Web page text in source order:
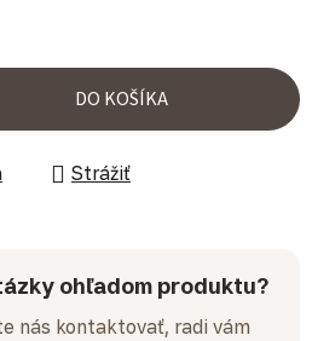
DO KOŠÍKA
Strážiť
ohľadom produktu?
nás kontaktovať, radi vám